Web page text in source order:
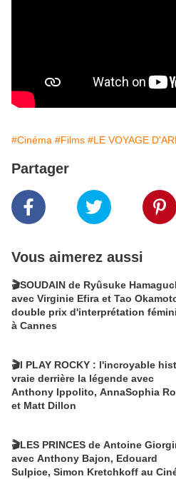
#Cinéma #Films #LE VOYAGE
Partager
Vous aimerez aussi
🎬SOUDAIN de Ryûsuke
avec Virginie Efira et Tao
double prix d'interprétation
à Cannes
🎬I PLAY ROCKY : l'incroyable
vraie derrière la légende avec
Anthony Ippolito, AnnaSophia
et Matt Dillon
🎬LES PRINCES de Antoine
avec Anthony Bajon, Edouard
Sulpice, Simon Kretchkoff au